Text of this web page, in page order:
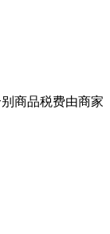
商品税费由商家